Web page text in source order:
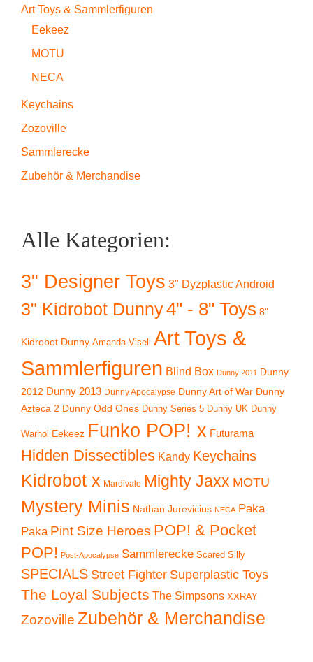
Art Toys & Sammlerfiguren
Eekeez
MOTU
NECA
Keychains
Zozoville
Sammlerecke
Zubehör & Merchandise
Alle Kategorien:
3" Designer Toys 3" Dyzplastic Android
3" Kidrobot Dunny4" - 8" Toys 8"
Kidrobot Dunny Amanda Visell Art Toys &
Sammlerfiguren Blind Box Dunny 2011 Dunny
2012 Dunny 2013 Dunny Apocalypse Dunny Art of War Dunny
Azteca 2 Dunny Odd Ones Dunny Series 5 Dunny UK Dunny
Warhol Eekeez Funko POP! x Futurama
Hidden Dissectibles Kandy Keychains
Kidrobot x Mardivale Mighty Jaxx MOTU
Mystery Minis Nathan Jurevicius NECA Paka
Paka Pint Size Heroes POP! & Pocket
POP! Post-Apocalypse Sammlerecke Scared Silly
SPECIALS Street Fighter Superplastic Toys
The Loyal Subjects The Simpsons XXRAY
Zozoville Zubehör & Merchandise